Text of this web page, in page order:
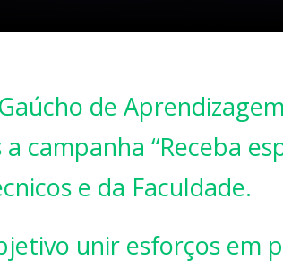
de
campanha “Receba
e da Faculdade.
unir esforços em